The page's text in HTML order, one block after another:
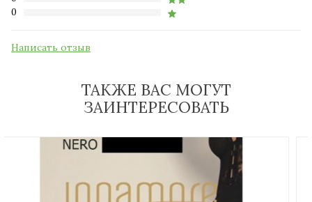
0
Написать отзыв
ТАКЖЕ ВАС МОГУТ
ЗАИНТЕРЕСОВАТЬ